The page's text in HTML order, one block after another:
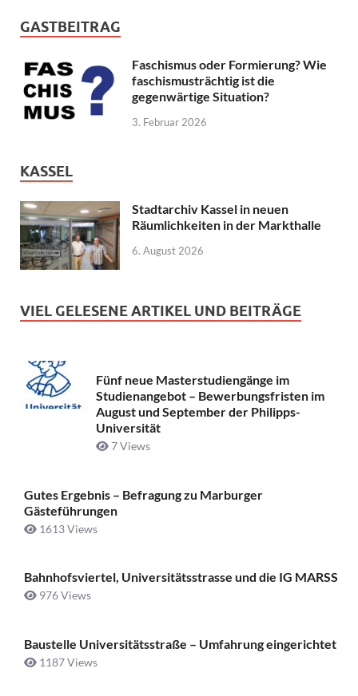
GASTBEITRAG
Faschismus oder Formierung? Wie
faschismusträchtig ist die
gegenwärtige Situation?
3. Februar 2026
KASSEL
Stadtarchiv Kassel in neuen
Räumlichkeiten in der Markthalle
6. August 2026
VIEL GELESENE ARTIKEL UND BEITRÄGE
Fünf neue Masterstudiengänge im
Studienangebot – Bewerbungsfristen im
August und September der Philipps-
Universität
7 Views
Gutes Ergebnis – Befragung zu Marburger
Gästeführungen
1613 Views
Bahnhofsviertel, Universitätsstrasse und die IG MARSS
976 Views
Baustelle Universitätsstraße ­– Umfahrung eingerichtet
1187 Views